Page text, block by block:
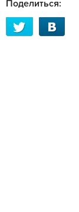
Поделиться: